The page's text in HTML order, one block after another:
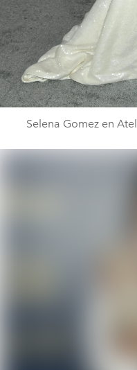
Selena Gomez en